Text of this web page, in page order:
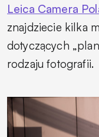
Leica Camera
znajdziecie kilka
dotyczących
rodzaju fotografii.